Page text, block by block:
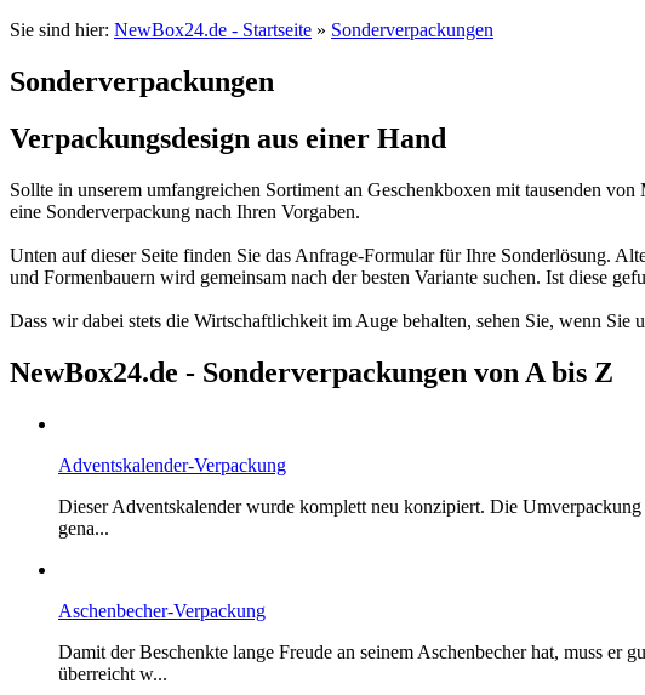
Sie sind hier: NewBox24.de - Startseite » Sonderverpackungen
Sonderverpackungen
Verpackungsdesign aus einer Hand
Sollte in unserem umfangreichen Sortiment an Geschenkboxen mit tausenden
eine Sonderverpackung nach Ihren Vorgaben.
Unten auf dieser Seite finden Sie das Anfrage-Formular für Ihre Sonderlösung.
und Formenbauern wird gemeinsam nach der besten Variante suchen. Ist diese
Dass wir dabei stets die Wirtschaftlichkeit im Auge behalten, sehen Sie, wenn
NewBox24.de - Sonderverpackungen von A bis Z
Adventskalender-Verpackung
Dieser Adventskalender wurde komplett neu konzipiert. Die
gena...
Aschenbecher-Verpackung
Damit der Beschenkte lange Freude an seinem Aschenbecher hat, muss er
überreicht w...